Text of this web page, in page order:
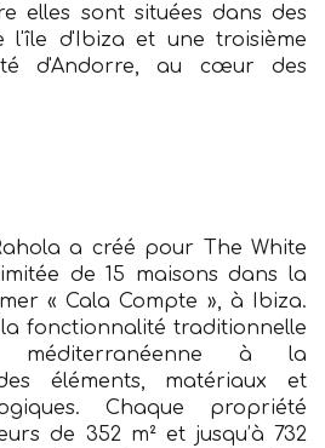
elles sont situées dans des
l'île d'Ibiza et une troisième
d'Andorre, au cœur des
a créé pour The White
de 15 maisons dans la
« Cala Compte », à Ibiza.
fonctionnalité traditionnelle
méditerranéenne à la
éléments, matériaux et
Chaque propriété
de 352 m² et jusqu’à 732